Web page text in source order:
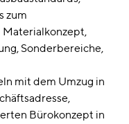
zum
Materialkonzept,
Sonderbereiche,
mit dem Umzug in
Bürokonzept in